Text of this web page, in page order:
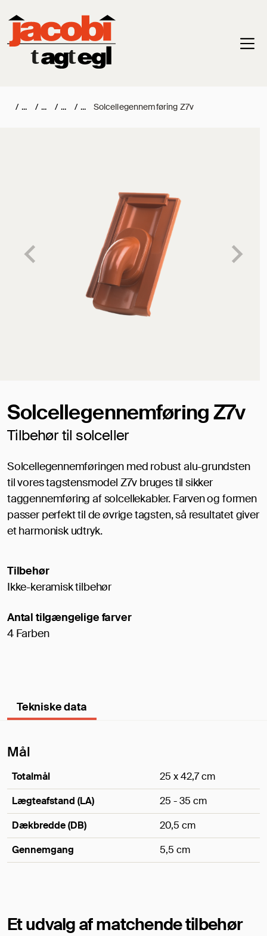
/ / / / Solcellegennemføring Z7v
Solcellegennemføring Z7v
Tilbehør til solceller
Solcellegennemføringen med robust alu-grundsten
til vores tagstensmodel Z7v bruges til sikker
taggennemføring af solcellekabler. Farven og formen
passer perfekt til de øvrige tagsten, så resultatet giver
et harmonisk udtryk.
Tilbehør
Ikke-keramisk tilbehør
Antal tilgængelige farver
4 Farben
Tekniske data
Mål
Totalmål
25 x 42,7 cm
Lægteafstand (LA)
25 - 35 cm
Dækbredde (DB)
20,5 cm
Gennemgang
5,5 cm
Et udvalg af matchende tilbehør